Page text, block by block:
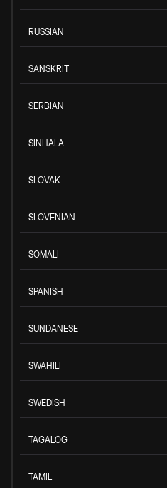
RUSSIAN
SANSKRIT
SERBIAN
SINHALA
SLOVAK
SLOVENIAN
SOMALI
SPANISH
SUNDANESE
SWAHILI
SWEDISH
TAGALOG
TAMIL